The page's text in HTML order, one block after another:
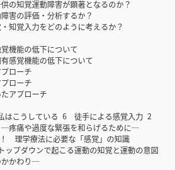
知覚運動障害が顕著となるのか？
の評価・分析するか？
覚入力をどのように考えるか？
機能の低下について
覚機能の低下について
ローチ
ローチ
アプローチ
うしている 6 徒手による感覚入力 2
緊張を和らげるために─
理学療法に必要な「感覚」の知識
プダウンで起こる運動の知覚と運動の意図
かわり─